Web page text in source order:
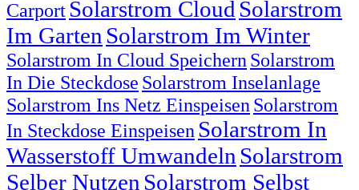
Carport Solarstrom Cloud Solarstrom
Im Garten Solarstrom Im Winter
Solarstrom In Cloud Speichern Solarstrom
In Die Steckdose Solarstrom Inselanlage
Solarstrom Ins Netz Einspeisen Solarstrom
In Steckdose Einspeisen Solarstrom In
Wasserstoff Umwandeln Solarstrom
Selber Nutzen Solarstrom Selbst